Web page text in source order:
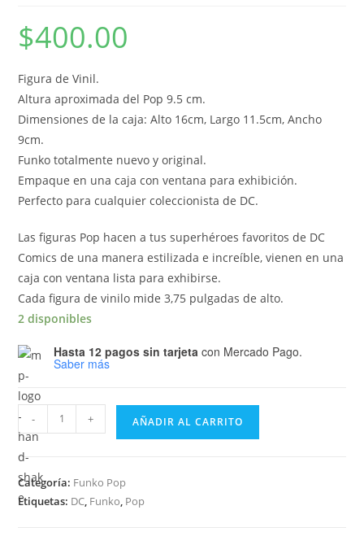
$400.00
Figura de Vinil.
Altura aproximada del Pop 9.5 cm.
Dimensiones de la caja: Alto 16cm, Largo 11.5cm, Ancho
9cm.
Funko totalmente nuevo y original.
Empaque en una caja con ventana para exhibición.
Perfecto para cualquier coleccionista de DC.
Las figuras Pop hacen a tus superhéroes favoritos de DC
Comics de una manera estilizada e increíble, vienen en una
caja con ventana lista para exhibirse.
Cada figura de vinilo mide 3,75 pulgadas de alto.
2 disponibles
Hasta 12 pagos sin tarjeta con Mercado Pago.
Saber más
Pop
Heroes
Batman
-
- + AÑADIR AL CARRITO
Categoría: Funko Pop
Etiquetas: DC, Funko, Pop